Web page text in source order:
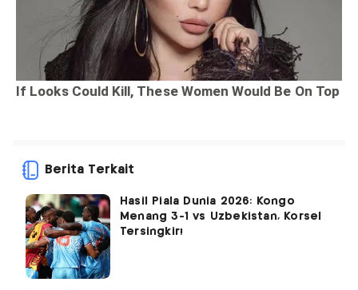
Berita Terkait
Hasil Piala Dunia 2026: Kongo
Menang 3-1 vs Uzbekistan, Korsel
Tersingkir!